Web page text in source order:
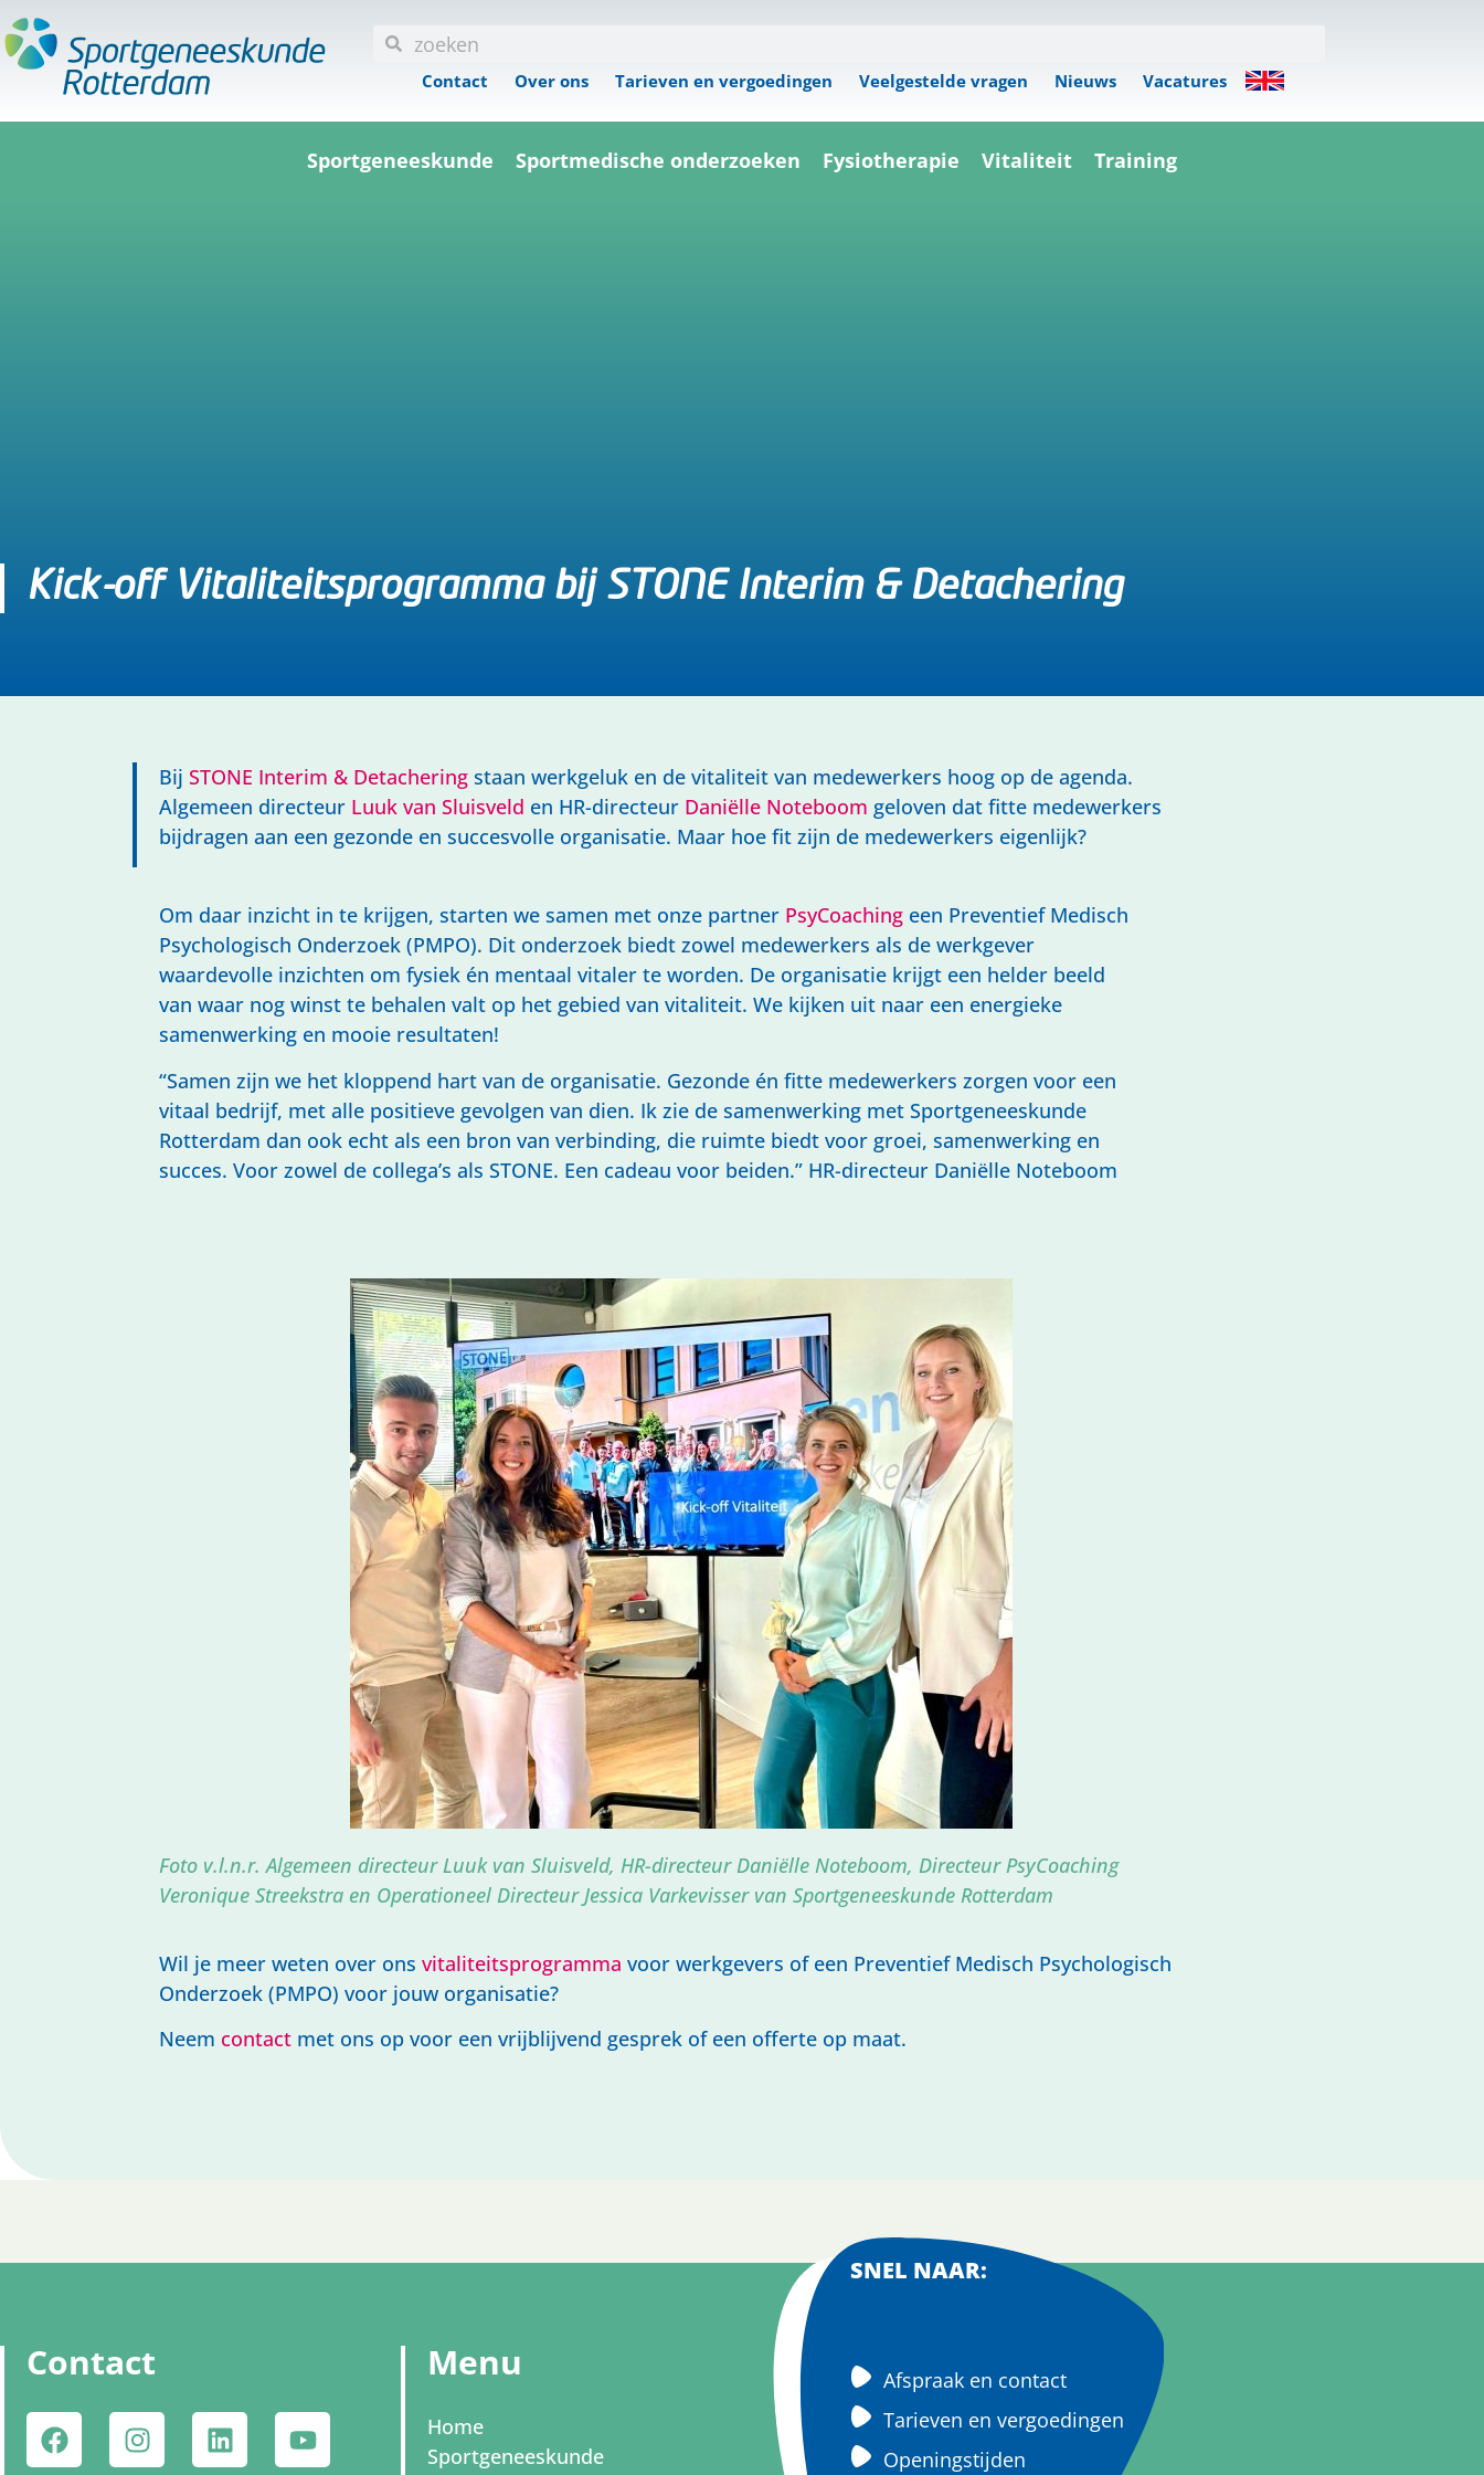
Contact Over ons Tarieven en vergoedingen Veelgestelde vragen Nieuws Vacatures
Sportgeneeskunde Sportmedische onderzoeken Fysiotherapie Vitaliteit Training
Kick-off Vitaliteitsprogramma bij STONE Interim & Detachering
Bij STONE Interim & Detachering staan werkgeluk en de vitaliteit van medewerkers hoog op de agenda.
Algemeen directeur Luuk van Sluisveld en HR-directeur Daniëlle Noteboom geloven dat fitte medewerkers
bijdragen aan een gezonde en succesvolle organisatie. Maar hoe fit zijn de medewerkers eigenlijk?
Om daar inzicht in te krijgen, starten we samen met onze partner PsyCoaching een Preventief Medisch
Psychologisch Onderzoek (PMPO). Dit onderzoek biedt zowel medewerkers als de werkgever
waardevolle inzichten om fysiek én mentaal vitaler te worden. De organisatie krijgt een helder beeld
van waar nog winst te behalen valt op het gebied van vitaliteit. We kijken uit naar een energieke
samenwerking en mooie resultaten!
“Samen zijn we het kloppend hart van de organisatie. Gezonde én fitte medewerkers zorgen voor een
vitaal bedrijf, met alle positieve gevolgen van dien. Ik zie de samenwerking met Sportgeneeskunde
Rotterdam dan ook echt als een bron van verbinding, die ruimte biedt voor groei, samenwerking en
succes. Voor zowel de collega’s als STONE. Een cadeau voor beiden.” HR-directeur Daniëlle Noteboom
Foto v.l.n.r. Algemeen directeur Luuk van Sluisveld, HR-directeur Daniëlle Noteboom, Directeur PsyCoaching
Veronique Streekstra en Operationeel Directeur Jessica Varkevisser van Sportgeneeskunde Rotterdam
Wil je meer weten over ons vitaliteitsprogramma voor werkgevers of een Preventief Medisch Psychologisch
Onderzoek (PMPO) voor jouw organisatie?
Neem contact met ons op voor een vrijblijvend gesprek of een offerte op maat.
Contact Menu
Home
Sportgeneeskunde
SNEL NAAR:
Afspraak en contact
Tarieven en vergoedingen
Openingstijden